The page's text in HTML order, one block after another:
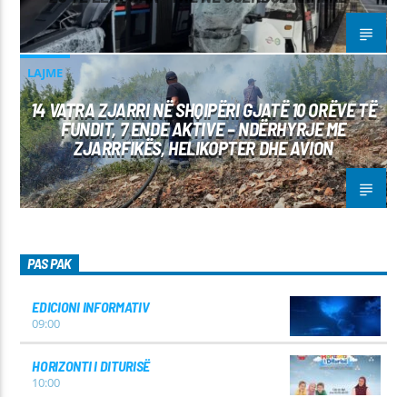
LAJME
14 VATRA ZJARRI NË SHQIPËRI GJATË 10 ORËVE TË
FUNDIT, 7 ENDE AKTIVE – NDËRHYRJE ME
ZJARRFIKËS, HELIKOPTER DHE AVION
PAS PAK
EDICIONI INFORMATIV
09:00
HORIZONTI I DITURISË
10:00